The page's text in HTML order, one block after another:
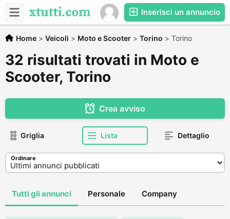
Inserisci un annuncio
Home > Veicoli > Moto e Scooter > Torino > Torino
32 risultati trovati in Moto e
Scooter, Torino
Crea avviso
Griglia Lista Dettaglio
Ordinare
Tutti gli annunci Personale Company